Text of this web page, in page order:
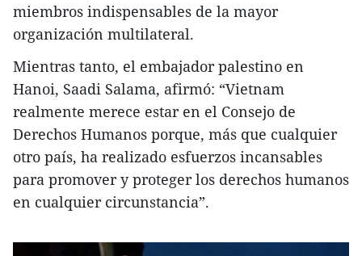
miembros indispensables de la mayor
organización multilateral.
Mientras tanto, el embajador palestino en
Hanoi, Saadi Salama, afirmó: “Vietnam
realmente merece estar en el Consejo de
Derechos Humanos porque, más que cualquier
otro país, ha realizado esfuerzos incansables
para promover y proteger los derechos humanos
en cualquier circunstancia”.